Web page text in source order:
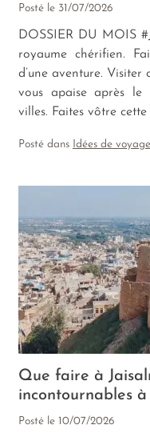
Posté le 31/07/2026
DOSSIER DU MOIS
royaume chérifien.
d’une aventure. Visiter
vous apaise après le
villes. Faites vôtre
Posté dans Idées de voyage
Que faire à
incontournables
Posté le 10/07/2026